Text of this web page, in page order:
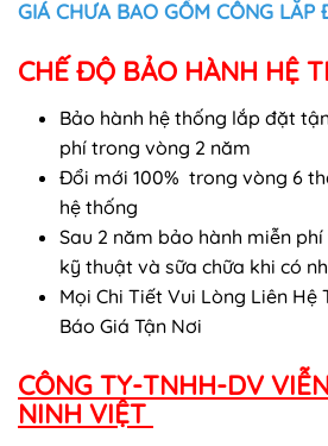
GIÁ CHƯA BAO GỒM CÔNG LẮP
CHẾ ĐỘ BẢO HÀNH HỆ
Bảo hành hệ thống lắp đặt
phí trong vòng 2 năm
Đổi mới 100% trong vòng 6
hệ thống
Sau 2 năm bảo hành miễn
kỹ thuật và sữa chữa khi có
Mọi Chi Tiết Vui Lòng Liên Hệ
Báo Giá Tận Nơi
CÔNG TY-TNHH-DV
NINH VIỆT